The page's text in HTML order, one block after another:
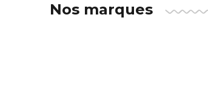
Nos marques